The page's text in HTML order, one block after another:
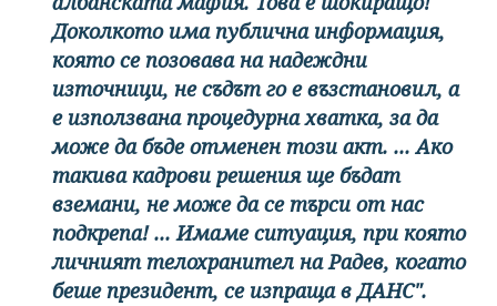
Доколкото има публична информация,
която се позовава на надеждни
източници, не съдът го е възстановил, а
е използвана процедурна хватка, за да
може да бъде отменен този акт. ... Ако
такива кадрови решения ще бъдат
вземани, не може да се търси от нас
подкрепа! ... Имаме ситуация, при която
личният телохранител на Радев, когато
беше президент, се изпраща в ДАНС".